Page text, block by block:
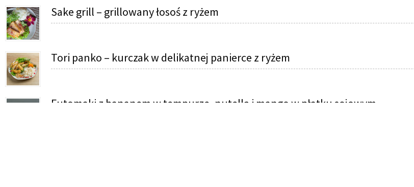
Futomaki z bananem w tempurze, nutellą i mango w płatku sojowym
Tori panko – kurczak w delikatnej panierce z ryżem
Sake grill – grillowany łosoś z ryżem